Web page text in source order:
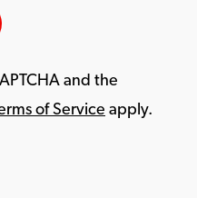
and the
of Service apply.